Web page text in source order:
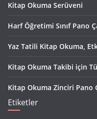
Kitap Okuma Serüveni
Harf Öğretimi Sınıf Pano
Yaz Tatili Kitap Okuma,
Kitap Okuma Takibi için
Kitap Okuma Zinciri Pano
Etiketler